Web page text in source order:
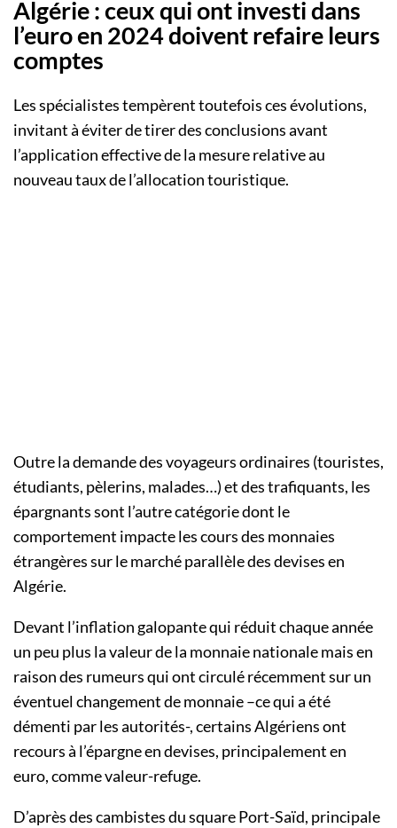
Algérie : ceux qui ont investi dans
l’euro en 2024 doivent refaire leurs
comptes
Les spécialistes tempèrent toutefois ces évolutions,
invitant à éviter de tirer des conclusions avant
l’application effective de la mesure relative au
nouveau taux de l’allocation touristique.
Outre la demande des voyageurs ordinaires (touristes,
étudiants, pèlerins, malades…) et des trafiquants, les
épargnants sont l’autre catégorie dont le
comportement impacte les cours des monnaies
étrangères sur le marché parallèle des devises en
Algérie.
Devant l’inflation galopante qui réduit chaque année
un peu plus la valeur de la monnaie nationale mais en
raison des rumeurs qui ont circulé récemment sur un
éventuel changement de monnaie –ce qui a été
démenti par les autorités-, certains Algériens ont
recours à l’épargne en devises, principalement en
euro, comme valeur-refuge.
D’après des cambistes du square Port-Saïd, principale